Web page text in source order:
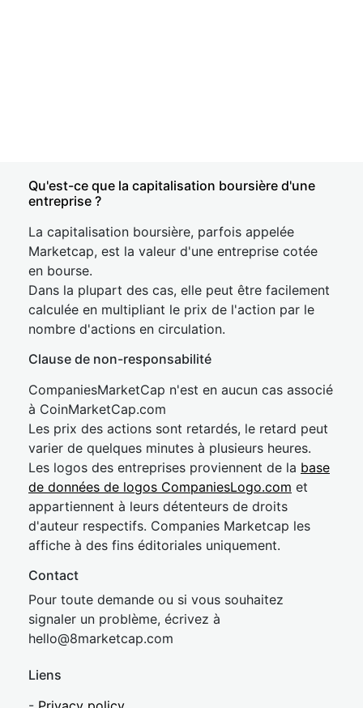
Qu'est-ce que la capitalisation boursière d'une
entreprise ?
La capitalisation boursière, parfois appelée
Marketcap, est la valeur d'une entreprise cotée
en bourse.
Dans la plupart des cas, elle peut être facilement
calculée en multipliant le prix de l'action par le
nombre d'actions en circulation.
Clause de non-responsabilité
CompaniesMarketCap n'est en aucun cas associé
à CoinMarketCap.com
Les prix des actions sont retardés, le retard peut
varier de quelques minutes à plusieurs heures.
Les logos des entreprises proviennent de la base
de données de logos CompaniesLogo.com et
appartiennent à leurs détenteurs de droits
d'auteur respectifs. Companies Marketcap les
affiche à des fins éditoriales uniquement.
Contact
Pour toute demande ou si vous souhaitez
signaler un problème, écrivez à
hello@8marketcap.com
Liens